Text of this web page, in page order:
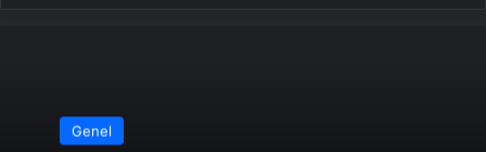
Genel